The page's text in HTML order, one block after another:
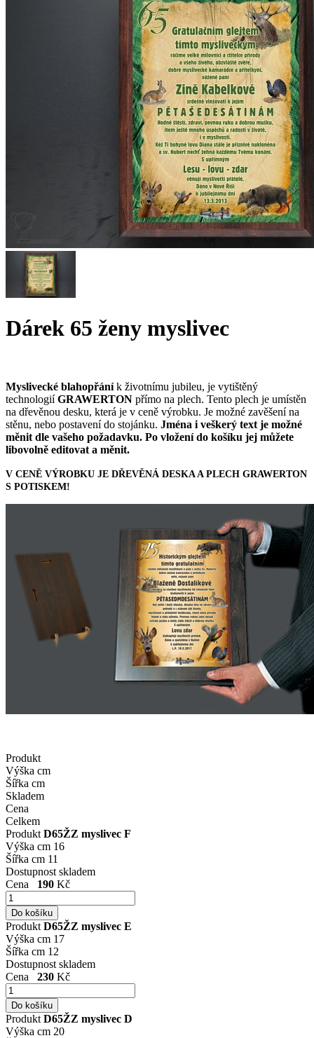
Dárek 65 ženy myslivec
Myslivecké blahopřáník životnímu jubileu, je vytištěný
technologiíGRAWERTON přímo na plech. Tento plech je umístěn
na dřevěnou desku, která je v ceně výrobku. Je možné zavěšení na
stěnu, nebo postavení do stojánku. Jména i veškerý text je možné
měnit dle vašeho požadavku. Po vložení do košíku jej můžete
libovolně editovat a měnit.
V CENĚ VÝROBKU JE DŘEVĚNÁ DESKA A PLECH GRAWERTON
S POTISKEM!
Produkt
Výška cm
Šířka cm
Skladem
Cena
Celkem
Produkt D65ŽZ myslivec F
Výška cm 16
Šířka cm 11
Dostupnost skladem
Cena
190 Kč
Produkt D65ŽZ myslivec E
Výška cm 17
Šířka cm 12
Dostupnost skladem
Cena
230 Kč
Produkt D65ŽZ myslivec D
Výška cm 20